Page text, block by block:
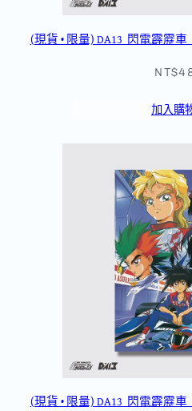
(現貨 • 限量) DA13_閃電霹靂
加入購
(現貨 • 限量) DA13_閃電霹靂